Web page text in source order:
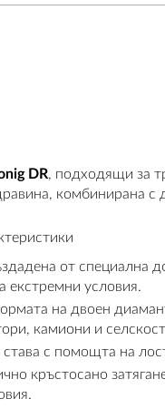
DR, подходящи за
комбинирана с
от специална
екстремни условия.
на двоен
камиони и
с помощта на
кръстосано